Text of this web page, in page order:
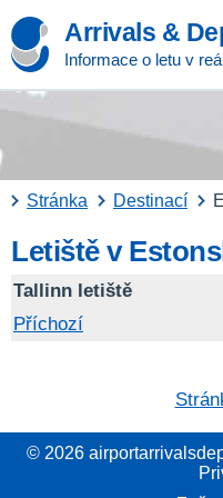
Arrivals &
Informace o letu v
Stránka Destinací
Letiště v
Tallinn letiště
Příchozí
© 2026